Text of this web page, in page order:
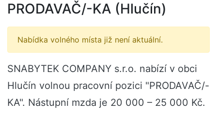
PRODAVAČ/-KA (Hlučín)
Nabídka volného místa již není aktuální.
SNABYTEK COMPANY s.r.o. nabízí v obci
Hlučín volnou pracovní pozici "PRODAVAČ/-
KA". Nástupní mzda je 20 000 – 25 000 Kč.